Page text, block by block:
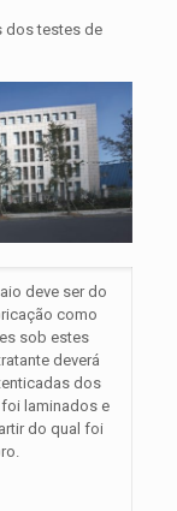
dos testes de
deve ser do
como
sob estes
deverá
dos
laminados e
do qual foi